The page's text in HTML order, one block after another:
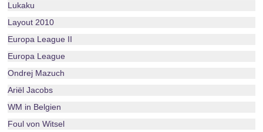
Lukaku
Layout 2010
Europa League II
Europa League
Ondrej Mazuch
Ariël Jacobs
WM in Belgien
Foul von Witsel